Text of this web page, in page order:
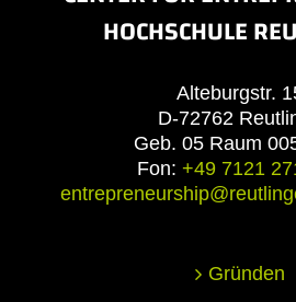
HOCHSCHULE
Alteburgstr.
D-72762
Geb. 05 Raum
Fon: +49 7121
Gründen